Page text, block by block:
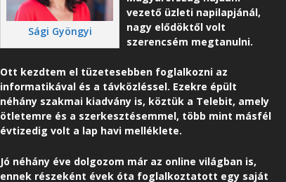
Sági Gyöngyi
vezető üzleti napilapjánál,
nagy elődöktől volt
szerencsém megtanulni.
Ott kezdtem el tüzetesebben foglalkozni az
informatikával és a távközléssel. Ezekre épült
néhány szakmai kiadvány is, köztük a Telebit, amely
ötletemre és a szerkesztésemmel, több mint másfél
évtizedig volt a lap havi melléklete.
Jó néhány éve dolgozom már az online világban is,
ennek részeként évek óta foglalkoztatott egy saját